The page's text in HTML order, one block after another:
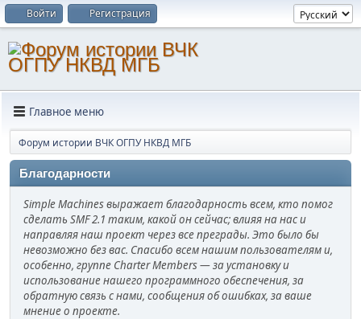
Войти Регистрация
Главное меню
Форум истории ВЧК ОГПУ НКВД МГБ
Благодарности
Simple Machines выражает благодарность всем, кто помог
сделать SMF 2.1 таким, какой он сейчас; влияя на нас и
направляя наш проект через все преграды. Это было бы
невозможно без вас. Спасибо всем нашим пользователям и,
особенно, группе Charter Members — за установку и
использование нашего программного обеспечения, за
обратную связь с нами, сообщения об ошибках, за ваше
мнение о проекте.